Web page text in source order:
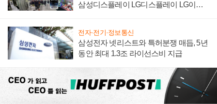
삼성디스플레이 LG디스플레이 LG이노
전자·전기·정보통신
삼성전자 넷리스트와 특허분쟁 매듭, 5년
동안 최대 1.3조 라이선스비 지급